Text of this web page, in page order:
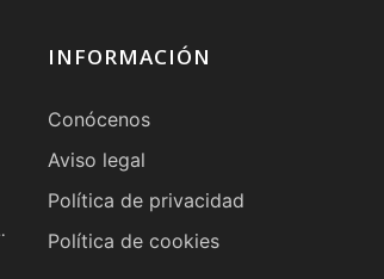
INFORMACIÓN
Conócenos
Aviso legal
Política de privacidad
Política de cookies